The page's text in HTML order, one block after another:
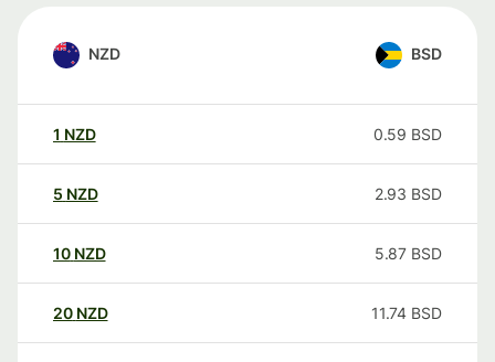
NZD BSD
1 NZD 0.59 BSD
5 NZD 2.93 BSD
10 NZD 5.87 BSD
20 NZD 11.74 BSD